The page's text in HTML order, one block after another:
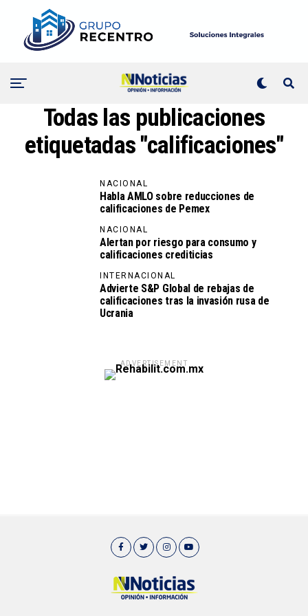
Todas las publicaciones
etiquetadas "calificaciones"
NACIONAL
Habla AMLO sobre reducciones de
calificaciones de Pemex
NACIONAL
Alertan por riesgo para consumo y
calificaciones crediticias
INTERNACIONAL
Advierte S&P Global de rebajas de
calificaciones tras la invasión rusa de
Ucrania
ADVERTISEMENT